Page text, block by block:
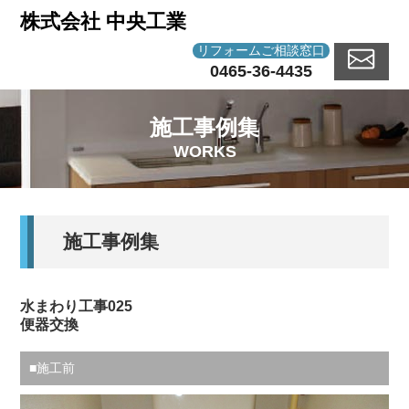
株式会社 中央工業
リフォームご相談窓口
0465-36-4435
施工事例集
WORKS
施工事例集
水まわり工事025
便器交換
■施工前